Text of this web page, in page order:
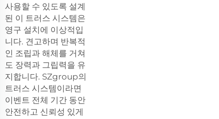
사용할 수 있도록 설계
된 이 트러스 시스템은
영구 설치에 이상적입
니다. 견고하며 반복적
인 조립과 해체를 거쳐
도 장력과 그립력을 유
지합니다. SZgroup의
트러스 시스템이라면
이벤트 전체 기간 동안
안전하고 신뢰성 있게